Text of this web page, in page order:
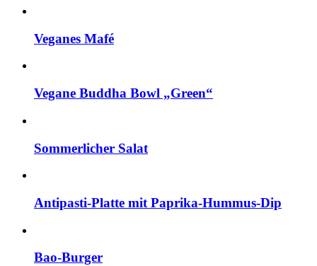
Veganes Mafé
Vegane Buddha Bowl „Green“
Sommerlicher Salat
Antipasti-Platte mit Paprika-Hummus-Dip
Bao-Burger